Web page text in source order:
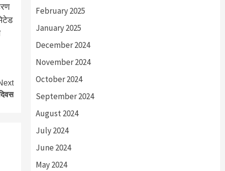
February 2025
January 2025
December 2024
November 2024
October 2024
September 2024
August 2024
July 2024
June 2024
May 2024